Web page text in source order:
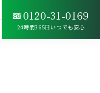
0120-31-0169
24時間365日いつでも安心